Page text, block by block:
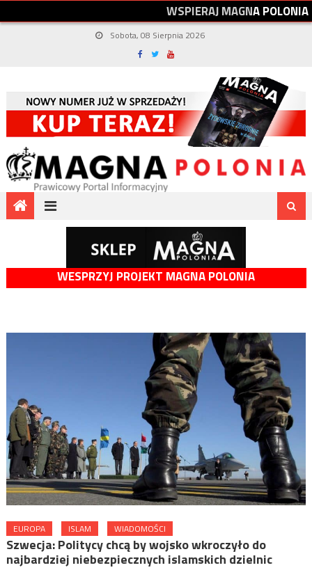
WSPIERAJMAGNAPOLONIA
Sobota, 08 Sierpnia 2026
WESPRZYJ PROJEKT MAGNA POLONIA
EUROPA ISLAM WIADOMOŚCI
Szwecja: Politycy chcą by wojsko wkroczyło do
najbardziej niebezpiecznych islamskich dzielnic